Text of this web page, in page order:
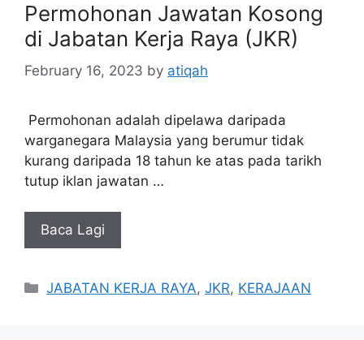
Permohonan Jawatan Kosong
di Jabatan Kerja Raya (JKR)
February 16, 2023 by atiqah
Permohonan adalah dipelawa daripada
warganegara Malaysia yang berumur tidak
kurang daripada 18 tahun ke atas pada tarikh
tutup iklan jawatan …
Baca Lagi
Categories
JABATAN KERJA RAYA,JKR, KERAJAAN